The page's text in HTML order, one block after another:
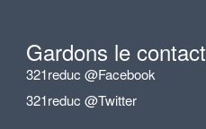
Gardons le contact
321reduc @Facebook
321reduc @Twitter